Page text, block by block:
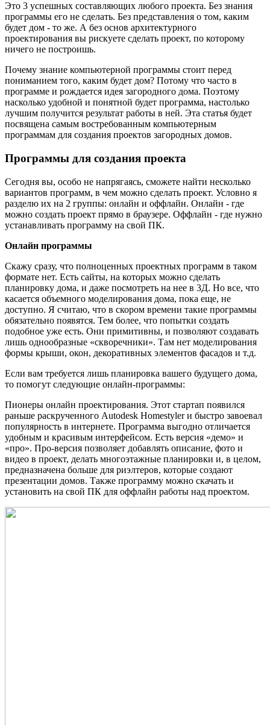
Это 3 успешных составляющих любого проекта. Без знания
программы его не сделать. Без представления о том, каким
будет дом - то же. А без основ архитектурного
проектирования вы рискуете сделать проект, по которому
ничего не построишь.
Почему знание компьютерной программы стоит перед
пониманием того, каким будет дом? Потому что часто в
программе и рождается идея загородного дома. Поэтому
насколько удобной и понятной будет программа, настолько
лучшим получится результат работы в ней. Эта статья будет
посвящена самым востребованным компьютерным
программам для создания проектов загородных домов.
Программы для создания проекта
Сегодня вы, особо не напрягаясь, сможете найти несколько
вариантов программ, в чем можно сделать проект. Условно я
разделю их на 2 группы: онлайн и оффлайн. Онлайн - где
можно создать проект прямо в браузере. Оффлайн - где нужно
устанавливать программу на свой ПК.
Онлайн программы
Скажу сразу, что полноценных проектных программ в таком
формате нет. Есть сайты, на которых можно сделать
планировку дома, и даже посмотреть на нее в 3Д. Но все, что
касается объемного моделирования дома, пока еще, не
доступно. Я считаю, что в скором времени такие программы
обязательно появятся. Тем более, что попытки создать
подобное уже есть. Они примитивны, и позволяют создавать
лишь однообразные «скворечники». Там нет моделирования
формы крыши, окон, декоративных элементов фасадов и т.д.
Если вам требуется лишь планировка вашего будущего дома,
то помогут следующие онлайн-программы:
Пионеры онлайн проектирования. Этот стартап появился
раньше раскрученного Autodesk Homestyler и быстро завоевал
популярность в интернете. Программа выгодно отличается
удобным и красивым интерфейсом. Есть версия «демо» и
«про». Про-версия позволяет добавлять описание, фото и
видео в проект, делать многоэтажные планировки и, в целом,
предназначена больше для риэлтеров, которые создают
презентации домов. Также программу можно скачать и
установить на свой ПК для оффлайн работы над проектом.